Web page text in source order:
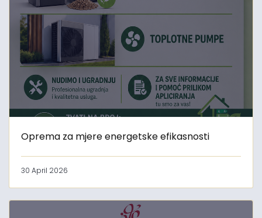
Oprema za mjere energetske efikasnosti
30 April 2026